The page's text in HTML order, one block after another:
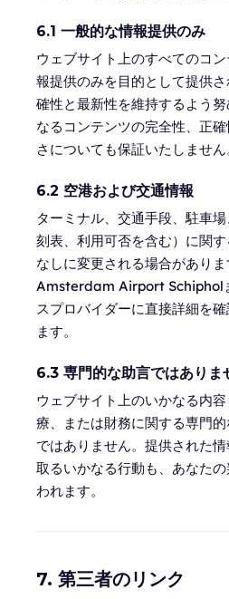
6.1 一般的な情報提供のみ
ウェブサイト上のすべてのコ
報提供のみを目的として提供
確性と最新性を維持するよう
なるコンテンツの完全性、正
さについても保証いたしません
6.2 空港および交通情報
ターミナル、交通手段、駐車
刻表、利用可否を含む）に関
なしに変更される場合がありま
Amsterdam Airport Schiphol
スプロバイダーに直接詳細を
ます。
6.3 専門的な助言ではありま
ウェブサイト上のいかなる内
療、または財務に関する専門
ではありません。提供された
取るいかなる行動も、あなた
われます。
7. 第三者のリンク